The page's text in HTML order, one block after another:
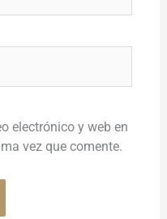
electrónico y web en
vez que comente.